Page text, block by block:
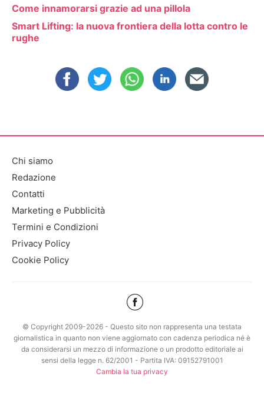
Come innamorarsi grazie ad una pillola
Smart Lifting: la nuova frontiera della lotta contro le
rughe
Chi siamo
Redazione
Contatti
Marketing e Pubblicità
Termini e Condizioni
Privacy Policy
Cookie Policy
© Copyright 2009-2026 - Questo sito non rappresenta una testata
giornalistica in quanto non viene aggiornato con cadenza periodica né è
da considerarsi un mezzo di informazione o un prodotto editoriale ai
sensi della legge n. 62/2001 - Partita IVA: 09152791001
Cambia la tua privacy